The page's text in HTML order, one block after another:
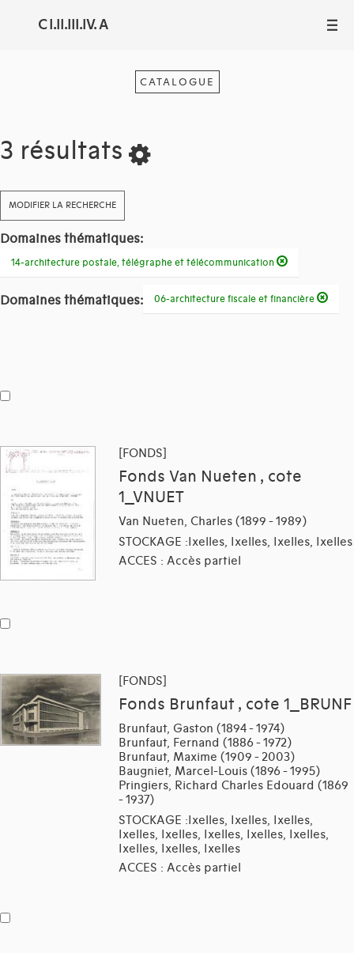
C I.II.III.IV. A III
CATALOGUE
3 résultats
MODIFIER LA RECHERCHE
Domaines thématiques:
14-architecture postale, télégraphe et télécommunication
Domaines thématiques: 06-architecture fiscale et financière
[FONDS]
Fonds Van Nueten , cote
1_VNUET
Van Nueten, Charles (1899 - 1989)
STOCKAGE :Ixelles, Ixelles, Ixelles, Ixelles
ACCES : Accès partiel
[FONDS]
Fonds Brunfaut , cote 1_BRUNF
Brunfaut, Gaston (1894 - 1974)
Brunfaut, Fernand (1886 - 1972)
Brunfaut, Maxime (1909 - 2003)
Baugniet, Marcel-Louis (1896 - 1995)
Pringiers, Richard Charles Edouard (1869
- 1937)
STOCKAGE :Ixelles, Ixelles, Ixelles,
Ixelles, Ixelles, Ixelles, Ixelles, Ixelles,
Ixelles, Ixelles, Ixelles
ACCES : Accès partiel